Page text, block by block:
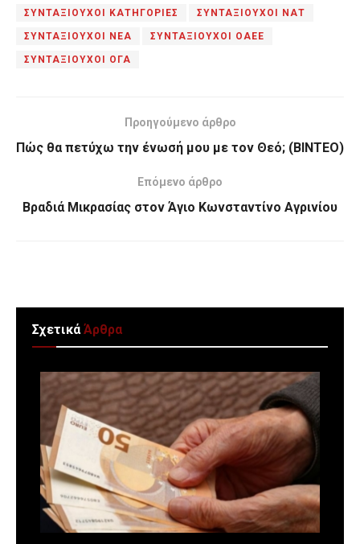
ΣΥΝΤΑΞΙΟΥΧΟΙ ΚΑΤΗΓΟΡΙΕΣ ΣΥΝΤΑΞΙΟΥΧΟΙ ΝΑΤ
ΣΥΝΤΑΞΙΟΥΧΟΙ ΝΕΑ ΣΥΝΤΑΞΙΟΥΧΟΙ ΟΑΕΕ
ΣΥΝΤΑΞΙΟΥΧΟΙ ΟΓΑ
Προηγούμενο άρθρο
Πώς θα πετύχω την ένωσή μου με τον Θεό; (ΒΙΝΤΕΟ)
Επόμενο άρθρο
Βραδιά Μικρασίας στον Άγιο Κωνσταντίνο Αγρινίου
ΣχετικάΆρθρα